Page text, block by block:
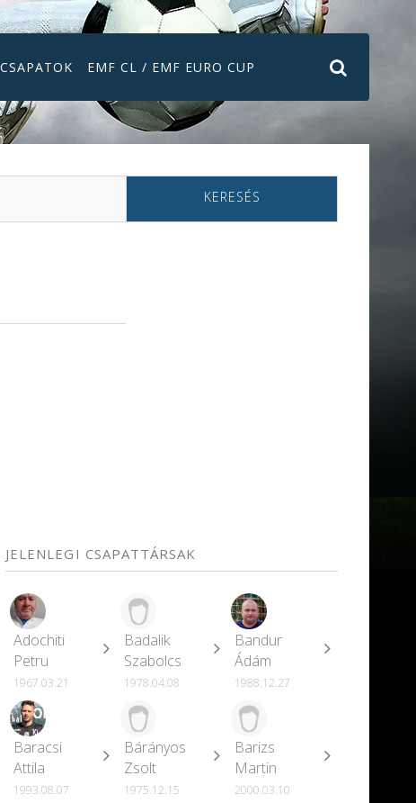
CSAPATOK EMF CL / EMF EURO CUP
KERESÉS
JELENLEGI CSAPATTÁRSAK
Adochiti
Petru
1967.03.21
Badalik
Szabolcs
1978.04.08
Bandur
Ádám
1988.12.27
Baracsi
Attila
1993.08.07
Bárányos
Zsolt
1975.12.15
Barizs
Martin
2000.03.10